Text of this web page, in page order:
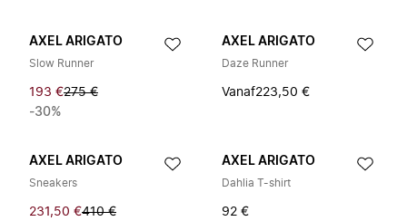
AXEL ARIGATO
Slow Runner
193 €275 €
-30%
AXEL ARIGATO
Daze Runner
Vanaf223,50 €
AXEL ARIGATO
Sneakers
231,50 €410 €
AXEL ARIGATO
Dahlia T-shirt
92 €